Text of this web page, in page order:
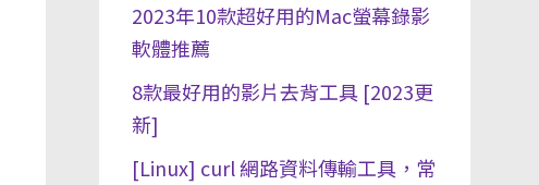
2023年10款超好用的Mac螢幕錄影
軟體推薦
8款最好用的影片去背工具 [2023更
新]
[Linux] curl 網路資料傳輸工具，常